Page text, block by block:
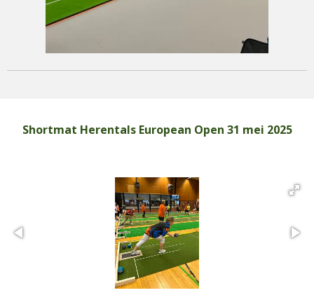
Shortmat Herentals European Open 31 mei 2025